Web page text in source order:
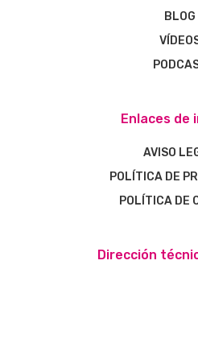
BLOG
Enlaces de
AVISO
POLÍTICA DE
POLÍTICA DE
Dirección